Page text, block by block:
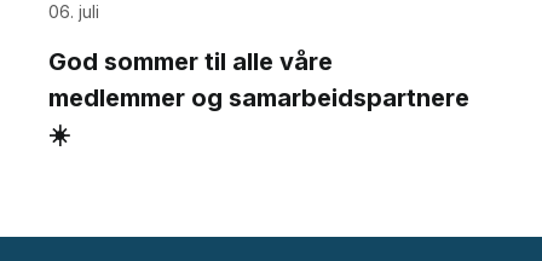
06. juli
God sommer til alle våre
medlemmer og samarbeidspartnere
☀️